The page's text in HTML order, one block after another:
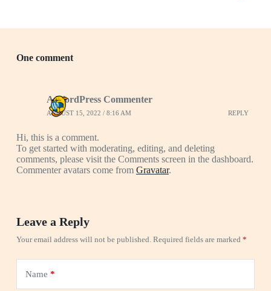
One comment
A WordPress Commenter
AUGUST 15, 2022 / 8:16 AM REPLY
Hi, this is a comment.
To get started with moderating, editing, and deleting
comments, please visit the Comments screen in the dashboard.
Commenter avatars come from Gravatar.
Leave a Reply
Your email address will not be published. Required fields are marked *
Name *